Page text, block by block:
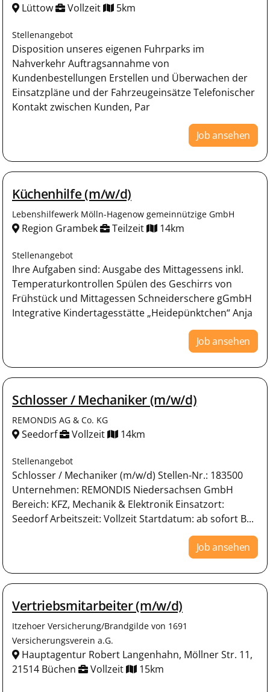
Lüttow Vollzeit 5km
Stellenangebot
Disposition unseres eigenen Fuhrparks im
Nahverkehr Auftragsannahme von
Kundenbestellungen Erstellen und Überwachen der
Einsatzpläne und der Fahrzeugeinsätze Telefonischer
Kontakt zwischen Kunden, Par
Job ansehen
Küchenhilfe (m/w/d)
Lebenshilfewerk Mölln-Hagenow gemeinnützige GmbH
Region Grambek Teilzeit 14km
Stellenangebot
Ihre Aufgaben sind: Ausgabe des Mittagessens inkl.
Temperaturkontrollen Spülen des Geschirrs von
Frühstück und Mittagessen Schneiderschere gGmbH
Integrative Kindertagesstätte „Heidepünktchen“ Anja
Job ansehen
Schlosser / Mechaniker (m/w/d)
REMONDIS AG & Co. KG
Seedorf Vollzeit 14km
Stellenangebot
Schlosser / Mechaniker (m/w/d) Stellen-Nr.: 183500
Unternehmen: REMONDIS Niedersachsen GmbH
Bereich: KFZ, Mechanik & Elektronik Einsatzort:
Seedorf Arbeitszeit: Vollzeit Startdatum: ab sofort B...
Job ansehen
Vertriebsmitarbeiter (m/w/d)
Itzehoer Versicherung/Brandgilde von 1691
Versicherungsverein a.G.
Hauptagentur Robert Langenhahn, Möllner Str. 11,
21514 Büchen
Vollzeit 15km